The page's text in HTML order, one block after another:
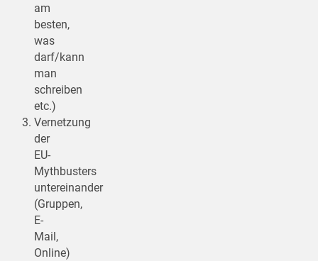
am
besten,
was
darf/kann
man
schreiben
etc.)
Vernetzung
der
EU-
Mythbusters
untereinander
(Gruppen,
E-
Mail,
Online)